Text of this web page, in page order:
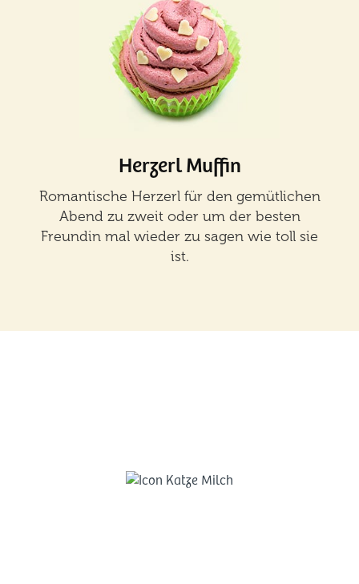
Herzerl Muffin
Romantische Herzerl für den gemütlichen
Abend zu zweit oder um der besten
Freundin mal wieder zu sagen wie toll sie
ist.